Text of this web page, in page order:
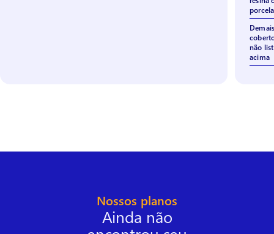
não
acima
Nossos planos
Ainda não